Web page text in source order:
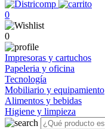
0
0
Impresoras y cartuchos
Papeleria y oficina
Tecnología
Mobiliario y equipamiento
Alimentos y bebidas
Higiene y limpieza